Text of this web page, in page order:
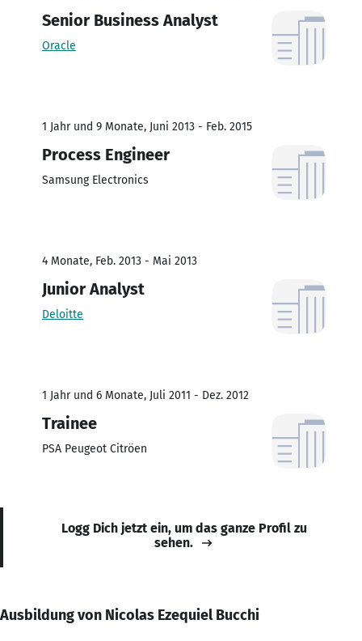
Senior Business Analyst
Oracle
1 Jahr und 9 Monate, Juni 2013 - Feb. 2015
Process Engineer
Samsung Electronics
4 Monate, Feb. 2013 - Mai 2013
Junior Analyst
Deloitte
1 Jahr und 6 Monate, Juli 2011 - Dez. 2012
Trainee
PSA Peugeot Citröen
Logg Dich jetzt ein, um das ganze Profil zu
sehen.
Ausbildung von Nicolas Ezequiel Bucchi